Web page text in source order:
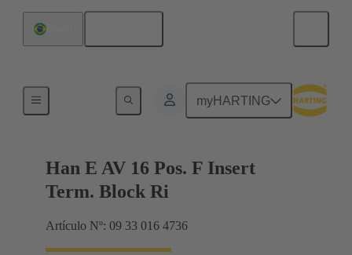
myHARTING
Conector con regletero
Han E AV 16 Pos. F Insert
Term. Block Ri
Artículo Nº: 09 33 016 4736